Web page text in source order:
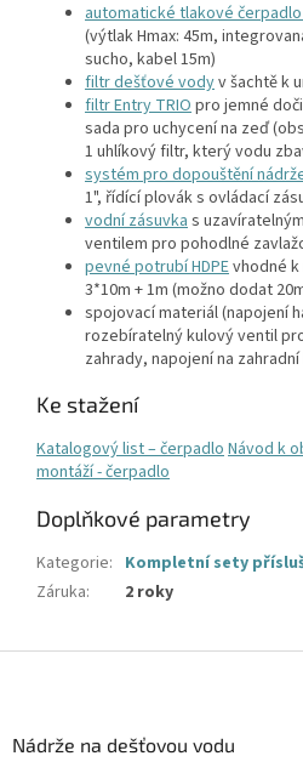
automatické tlakové čerpadlo
(výtlak Hmax: 45m,
sucho, kabel 15m)
filtr dešťové vodyv šachtě k
filtr Entry TRIOpro jemné
sada pro uchycení na zeď
1 uhlíkový filtr, který vodu
systém pro dopouštění
1", řídící plovák s ovládací
vodní zásuvkas
ventilem pro pohodlné
pevné potrubí HDPEvhodné
3*10m + 1m (možno dodat
spojovací materiál (napojení
rozebíratelný kulový ventil
zahrady, napojení na
Ke stažení
Katalogový list – čerpadloNávod k
montáží - čerpadlo
Doplňkové parametry
Kategorie: Kompletní sety
Záruka: 2 roky
Nádrže na dešťovou vodu